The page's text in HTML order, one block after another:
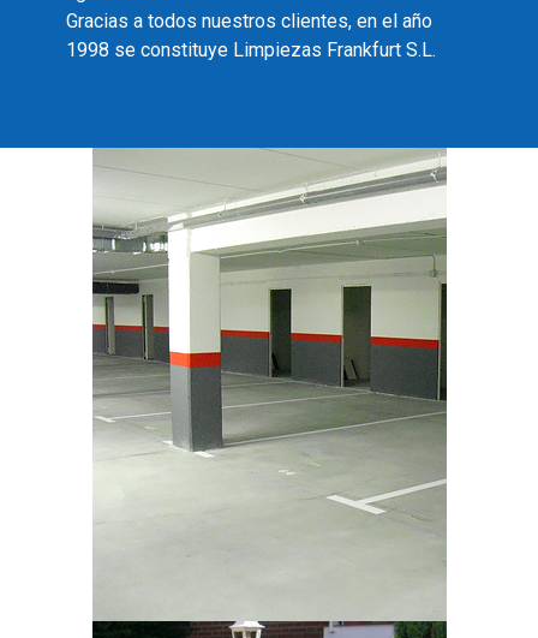
Gracias a todos nuestros clientes, en el año
1998 se constituye Limpiezas Frankfurt S.L.